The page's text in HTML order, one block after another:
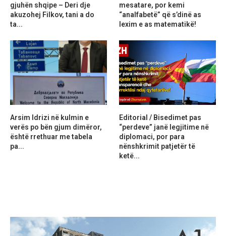
gjuhën shqipe – Deri dje
akuzohej Filkov, tani a do
ta...
mesatare, por kemi
“analfabetë” që s’dinë as
lexim e as matematikë!
Arsim Idrizi në kulmin e
verës po bën gjum dimëror,
është rrethuar me tabela
pa...
Editorial / Bisedimet pas
“perdeve” janë legjitime në
diplomaci, por para
nënshkrimit patjetër të
ketë...